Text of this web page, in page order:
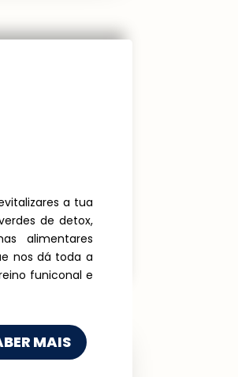
a tua
de detox,
alimentares
nos dá toda a
funiconal e
MAIS